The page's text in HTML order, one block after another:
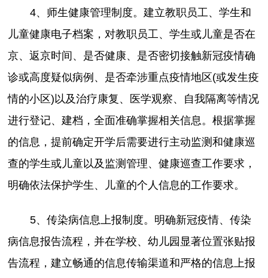
4、师生健康管理制度。建立教职员工、学生和
儿童健康电子档案，对教职员工、学生或儿童是否在
京、返京时间、是否健康、是否密切接触新冠疫情确
诊或高度疑似病例、是否牵涉重点疫情地区(或发生疫
情的小区)以及治疗康复、医学观察、自我隔离等情况
进行登记、建档，全面准确掌握相关信息。根据掌握
的信息，提前确定开学后需要进行主动监测和健康巡
查的学生或儿童以及监测管理、健康巡查工作要求，
明确依法保护学生、儿童的个人信息的工作要求。
5、传染病信息上报制度。明确新冠疫情、传染
病信息报告流程，并在学校、幼儿园显著位置张贴报
告流程，建立畅通的信息传输渠道和严格的信息上报